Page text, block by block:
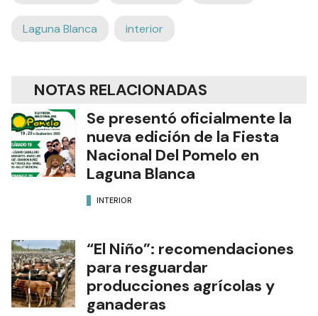
Laguna Blanca interior
NOTAS RELACIONADAS
Se presentó oficialmente la
nueva edición de la Fiesta
Nacional Del Pomelo en
Laguna Blanca
INTERIOR
“El Niño”: recomendaciones
para resguardar
producciones agrícolas y
ganaderas